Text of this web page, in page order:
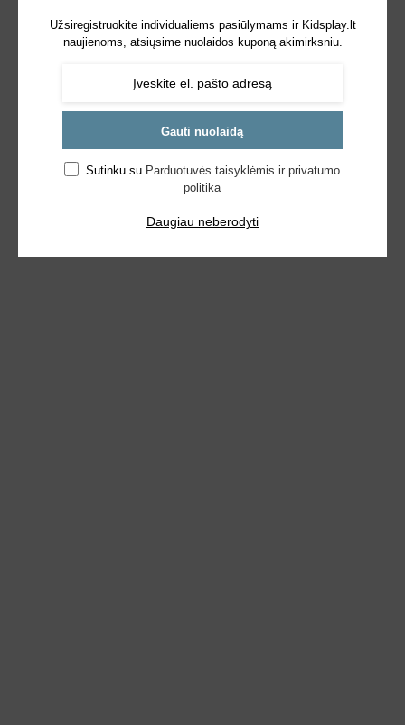
Užsiregistruokite individualiems pasiūlymams ir Kidsplay.lt
naujienoms, atsiųsime nuolaidos kuponą akimirksniu.
Gauti nuolaidą
Sutinku su Parduotuvės taisyklėmis ir privatumo
politika
Daugiau neberodyti